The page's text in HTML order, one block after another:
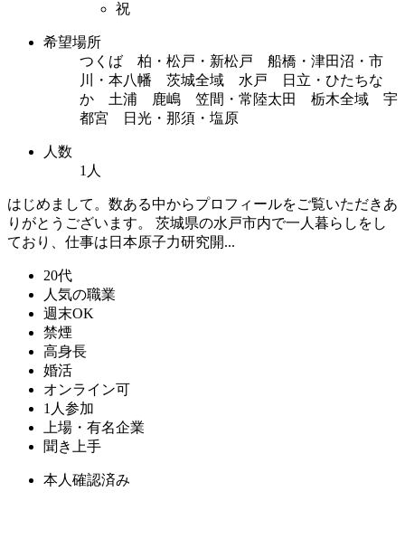
祝
希望場所
つくば 柏・松戸・新松戸 船橋・津田沼・市
川・本八幡 茨城全域 水戸 日立・ひたちな
か 土浦 鹿嶋 笠間・常陸太田 栃木全域 宇
都宮 日光・那須・塩原
人数
1人
はじめまして。数ある中からプロフィールをご覧いただきあ
りがとうございます。 茨城県の水戸市内で一人暮らしをし
ており、仕事は日本原子力研究開...
20代
人気の職業
週末OK
禁煙
高身長
婚活
オンライン可
1人参加
上場・有名企業
聞き上手
本人確認済み